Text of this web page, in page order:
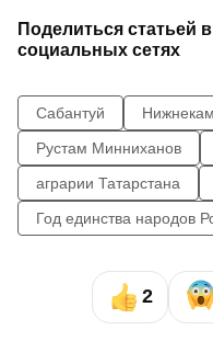
Поделиться статьей в
социальных сетях
Сабантуй
Рустам Минниханов
аграрии Татарстана
Год единства народов
2